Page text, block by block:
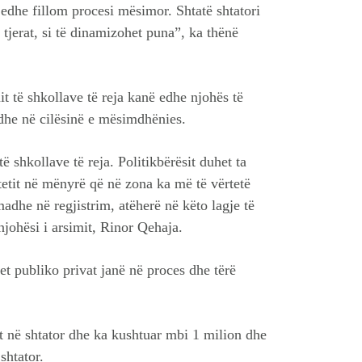
fillom procesi mësimor. Shtatë shtatori
si të dinamizohet puna”, ka thënë
shkollave të reja kanë edhe njohës të
në cilësinë e mësimdhënies.
shkollave të reja. Politikbërësit duhet ta
në mënyrë që në zona ka më të vërtetë
në regjistrim, atëherë në këto lagje të
i arsimit, Rinor Qehaja.
publiko privat janë në proces dhe tërë
shtator dhe ka kushtuar mbi 1 milion dhe